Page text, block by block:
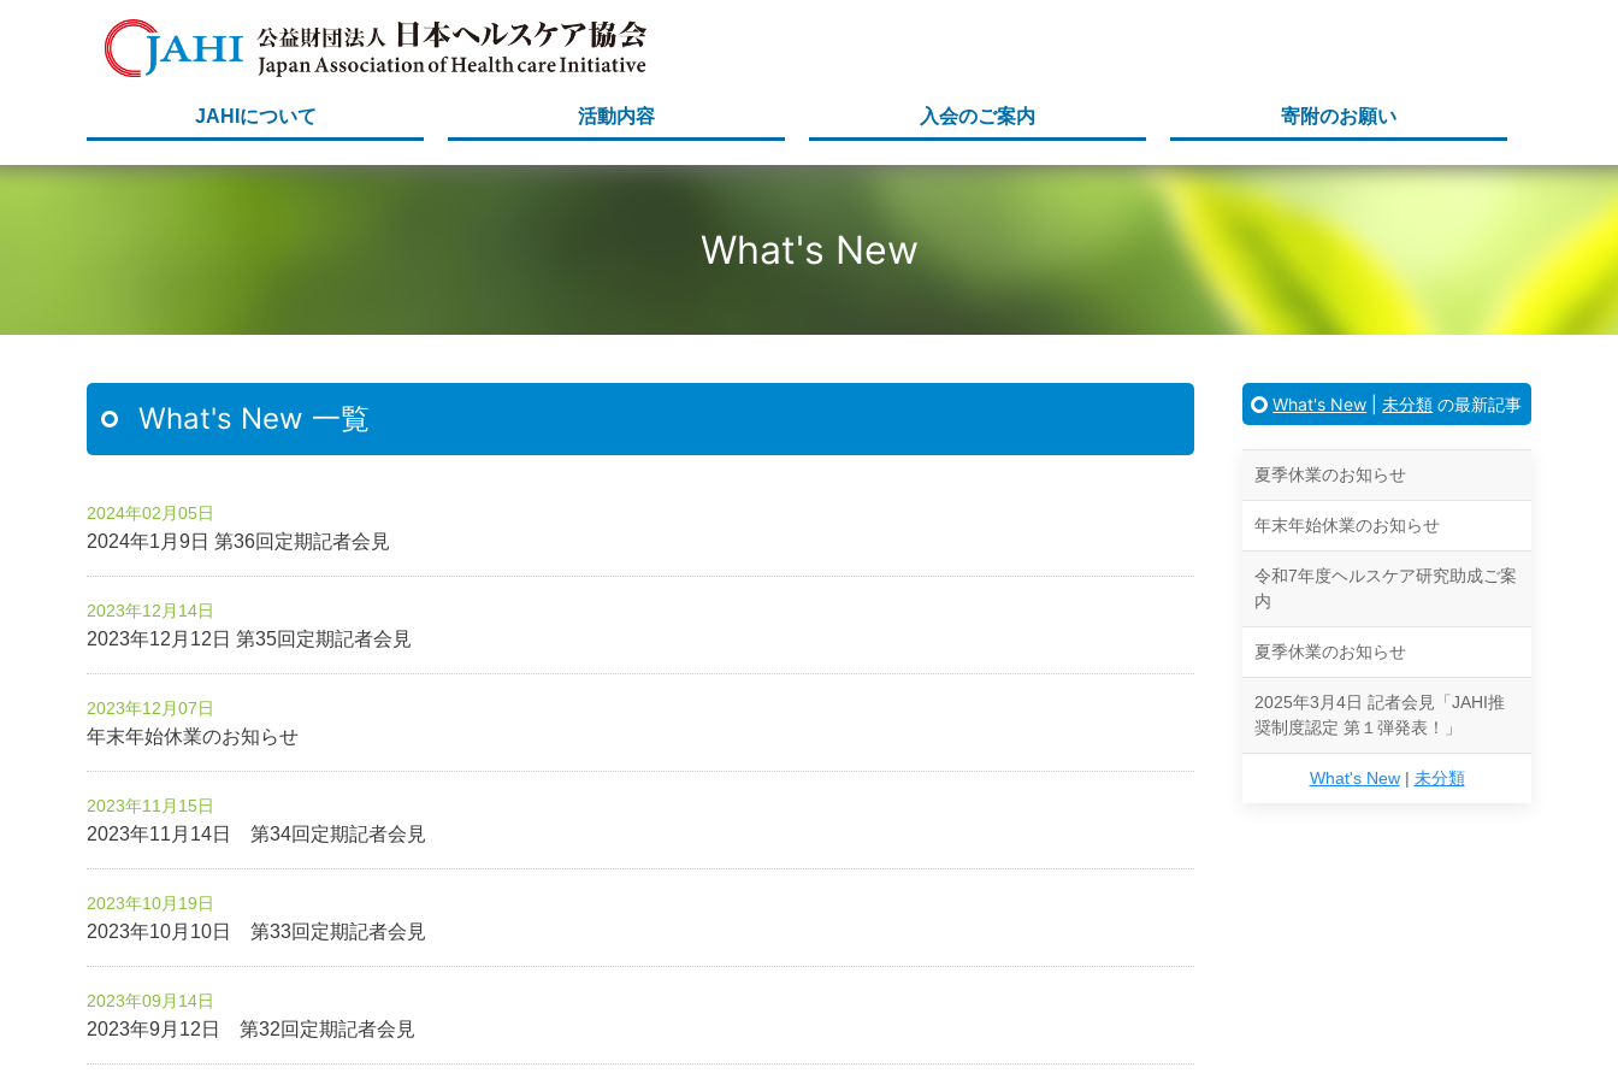
JAHIについて 活動内容 入会のご案内 寄附のお願い
What's New
What's New 一覧
2024年02月05日
2024年1月9日 第36回定期記者会見
2023年12月14日
2023年12月12日 第35回定期記者会見
2023年12月07日
年末年始休業のお知らせ
2023年11月15日
2023年11月14日 第34回定期記者会見
2023年10月19日
2023年10月10日 第33回定期記者会見
2023年09月14日
2023年9月12日 第32回定期記者会見
What's New |未分類 の最新記事
夏季休業のお知らせ
年末年始休業のお知らせ
令和7年度ヘルスケア研究助成ご案
内
夏季休業のお知らせ
2025年3月4日 記者会見「JAHI推
奨制度認定 第１弾発表！」
What's New| 未分類